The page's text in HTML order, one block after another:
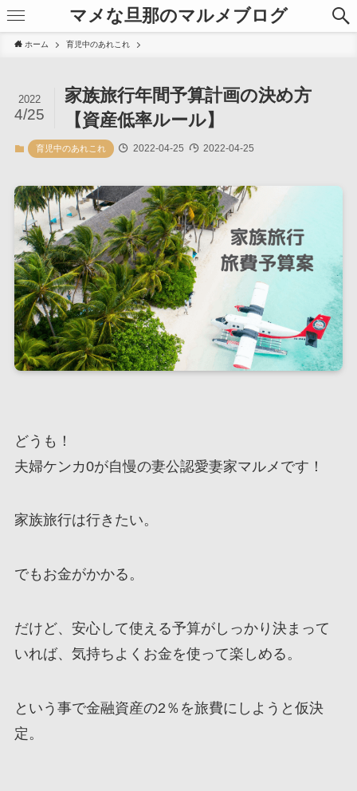
マメな旦那のマルメブログ
ホーム 育児中のあれこれ
家族旅行年間予算計画の決め方
【資産低率ルール】
2022
4/25
育児中のあれこれ 2022-04-25 2022-04-25
どうも！
夫婦ケンカ0が自慢の妻公認愛妻家マルメです！
家族旅行は行きたい。
でもお金がかかる。
だけど、安心して使える予算がしっかり決まって
いれば、気持ちよくお金を使って楽しめる。
という事で金融資産の2％を旅費にしようと仮決
定。